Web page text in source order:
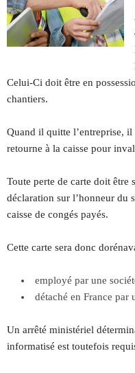
Celui-Ci doit être en
chantiers.
Quand il quitte l’entreprise,
retourne à la caisse pour
Toute perte de carte doit être
déclaration sur l’honneur du
caisse de congés payés.
Cette carte sera donc
employé par une
détaché en France par
Un arrêté ministériel
informatisé est toutefois